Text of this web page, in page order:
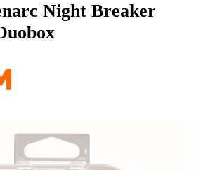
Night Breaker